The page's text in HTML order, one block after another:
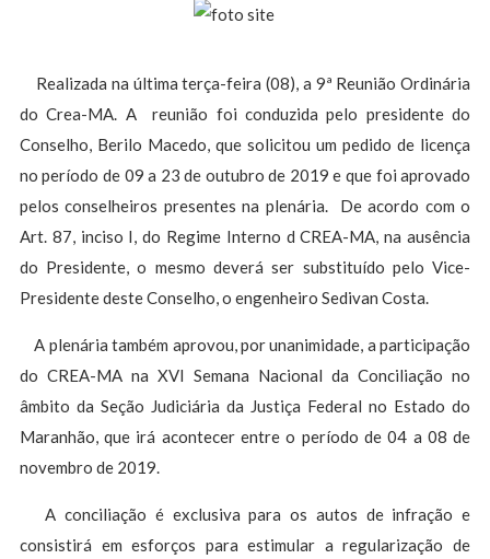
Realizada na última terça-feira (08), a 9ª Reunião Ordinária
do Crea-MA. A reunião foi conduzida pelo presidente do
Conselho, Berilo Macedo, que solicitou um pedido de licença
no período de 09 a 23 de outubro de 2019 e que foi aprovado
pelos conselheiros presentes na plenária. De acordo com o
Art. 87, inciso I, do Regime Interno d CREA-MA, na ausência
do Presidente, o mesmo deverá ser substituído pelo Vice-
Presidente deste Conselho, o engenheiro Sedivan Costa.
A plenária também aprovou, por unanimidade, a participação
do CREA-MA na XVI Semana Nacional da Conciliação no
âmbito da Seção Judiciária da Justiça Federal no Estado do
Maranhão, que irá acontecer entre o período de 04 a 08 de
novembro de 2019.
A conciliação é exclusiva para os autos de infração e
consistirá em esforços para estimular a regularização de